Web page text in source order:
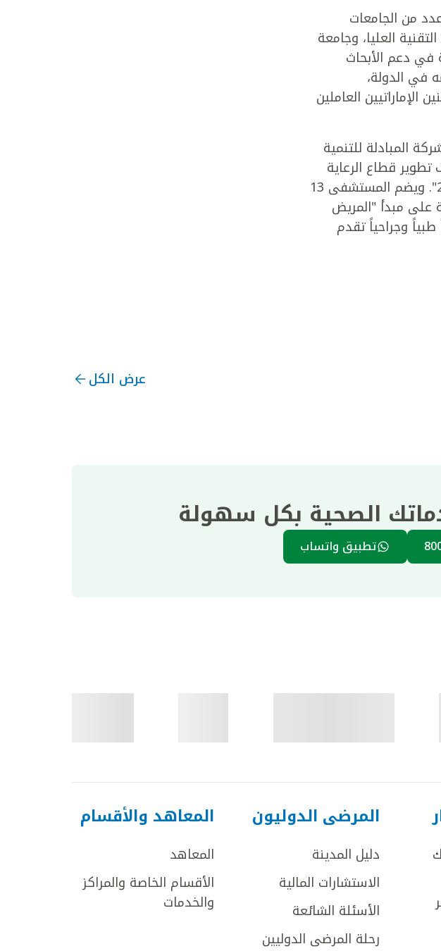
من الجامعات
العليا، وجامعة
في دعم الأبحاث
في الدولة،
الإماراتيين العاملين
المبادلة للتنمية
المتحدة في العام 2006، وذلك بهدف تطوير قطاع الرعاية
الصحية في إمارة أبوظبي والمساهمة في تنفيذ الرؤية الاقتصادية للإمارة "2030". ويضم المستشفى 13
على مبدأ "المريض
الصحية في الدولة، كما يوفّر أكثر من 30 تخصصاً طبياً وجراحياً تقدم
عرض الكل
الصحية بكل سهولة
تطبيق واتساب
المرضى الدوليون
دليل المدينة
الاستشارات المالية
الأسئلة الشائعة
رحلة المرضى الدوليين
المعاهد والأقسام
المعاهد
الأقسام الخاصة والمراكز
والخدمات